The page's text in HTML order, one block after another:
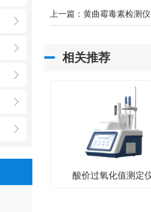
上一篇：黄曲霉毒素检测
相关推荐
酸价过氧化值测定